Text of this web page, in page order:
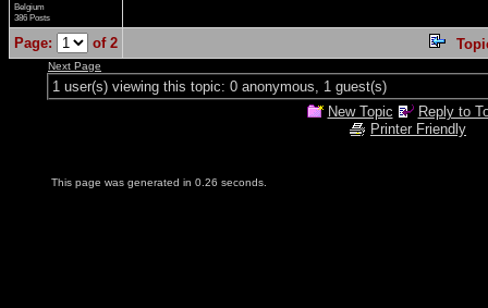
Belgium
386 Posts
Page: of 2
Next Page
1 user(s) viewing this topic: 0 anonymous, 1 guest(s)
New Topic
Reply to
Printer Friendly
This page was generated in 0.26 seconds.